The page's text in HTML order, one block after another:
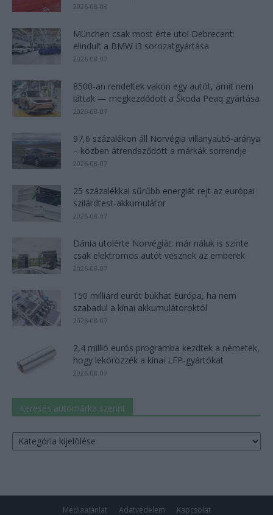
2026-08-08
München csak most érte utol Debrecent:
elindult a BMW i3 sorozatgyártása
2026-08-07
8500-an rendeltek vakon egy autót, amit nem
láttak — megkezdődött a Škoda Peaq gyártása
2026-08-07
97,6 százalékon áll Norvégia villanyautó-aránya
– közben átrendeződött a márkák sorrendje
2026-08-07
25 százalékkal sűrűbb energiát rejt az európai
szilárdtest-akkumulátor
2026-08-07
Dánia utolérte Norvégiát: már náluk is szinte
csak elektromos autót vesznek az emberek
2026-08-07
150 milliárd eurót bukhat Európa, ha nem
szabadul a kínai akkumulátoroktól
2026-08-07
2,4 millió eurós programba kezdtek a németek,
hogy lekörözzék a kínai LFP-gyártókat
2026-08-07
Keresés autómárka szerint
Keresés
autómárka
Médiaajánlat Adatvédelem Kapcsolat